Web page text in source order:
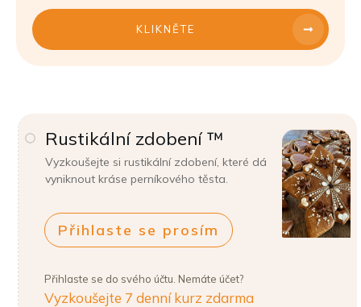
KLIKNĚTE
Rustikální zdobení ™
Vyzkoušejte si rustikální zdobení, které dá
vyniknout kráse perníkového těsta.
Přihlaste se prosím
Přihlaste se do svého účtu. Nemáte účet?
Vyzkoušejte 7 denní kurz zdarma